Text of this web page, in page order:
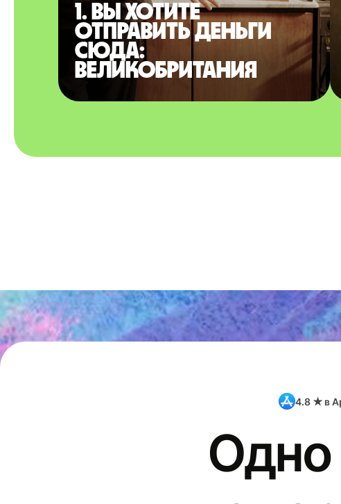
1. Вы хотите
отправить деньги
сюда:
Великобритания
4.8 ★ в
Одно